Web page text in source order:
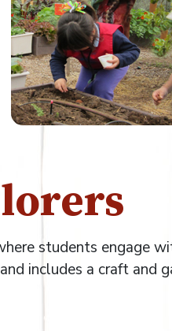
students engage
includes a craft and